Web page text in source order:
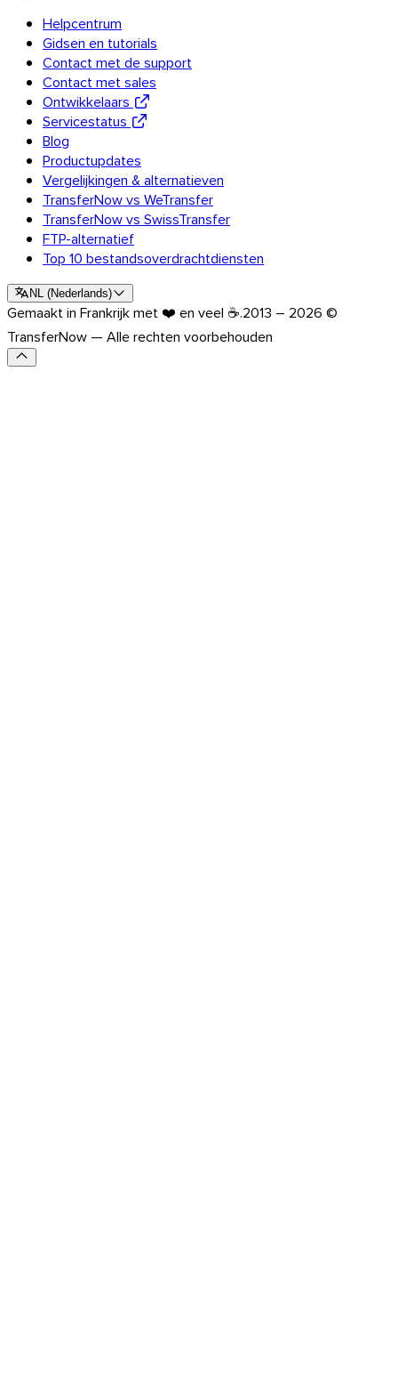
Helpcentrum
Gidsen en tutorials
Contact met de support
Contact met sales
Ontwikkelaars
Servicestatus
Blog
Productupdates
Vergelijkingen & alternatieven
TransferNow vs WeTransfer
TransferNow vs SwissTransfer
FTP-alternatief
Top 10 bestandsoverdrachtdiensten
NL (Nederlands)
Gemaakt in Frankrijk met ❤️ en veel ☕.2013 – 2026 ©
TransferNow — Alle rechten voorbehouden